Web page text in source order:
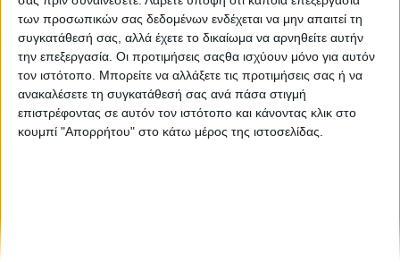
των προσωπικών σας δεδομένων ενδέχεται να μην απαιτεί τη
συγκατάθεσή σας, αλλά έχετε το δικαίωμα να αρνηθείτε αυτήν
την επεξεργασία. Οι προτιμήσεις σαςθα ισχύουν μόνο για αυτόν
τον ιστότοπο. Μπορείτε να αλλάξετε τις προτιμήσεις σας ή να
ανακαλέσετε τη συγκατάθεσή σας ανά πάσα στιγμή
επιστρέφοντας σε αυτόν τον ιστότοπο και κάνοντας κλικ στο
κουμπί "Απορρήτου" στο κάτω μέρος της ιστοσελίδας.
None feed